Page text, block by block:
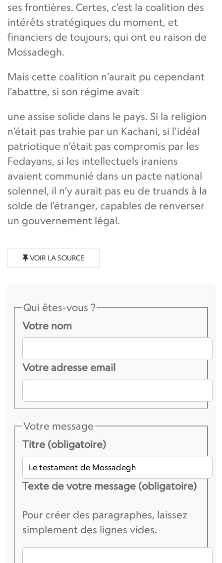
ses frontières. Certes, c’est la coalition des
intérêts stratégiques du moment, et
financiers de toujours, qui ont eu raison de
Mossadegh.
Mais cette coalition n’aurait pu cependant
l’abattre, si son régime avait
une assise solide dans le pays. Si la religion
n’était pas trahie par un Kachani, si l’idéal
patriotique n’était pas compromis par les
Fedayans, si les intellectuels iraniens
avaient communié dans un pacte national
solennel, il n’y aurait pas eu de truands à la
solde de l’étranger, capables de renverser
un gouvernement légal.
VOIR LA SOURCE
Qui êtes-vous ?
Votre nom
Votre adresse email
Votre message
Titre (obligatoire)
Texte de votre message (obligatoire)
Pour créer des paragraphes, laissez
simplement des lignes vides.